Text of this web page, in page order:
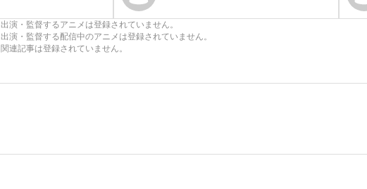
出演・監督するアニメは登録されていません。
出演・監督する配信中のアニメは登録されていません。
関連記事は登録されていません。